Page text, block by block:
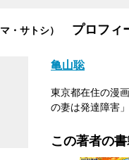
・サトシ） プロフィ
亀山聡
東京都在住の漫
の妻は発達障害
この著者の